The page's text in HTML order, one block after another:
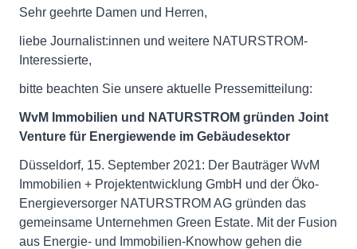
Sehr geehrte Damen und Herren,
liebe Journalist:innen und weitere NATURSTROM-
Interessierte,
bitte beachten Sie unsere aktuelle Pressemitteilung:
WvM Immobilien und NATURSTROM gründen Joint
Venture für Energiewende im Gebäudesektor
Düsseldorf, 15. September 2021: Der Bauträger WvM
Immobilien + Projektentwicklung GmbH und der Öko-
Energieversorger NATURSTROM AG gründen das
gemeinsame Unternehmen Green Estate. Mit der Fusion
aus Energie- und Immobilien-Knowhow gehen die